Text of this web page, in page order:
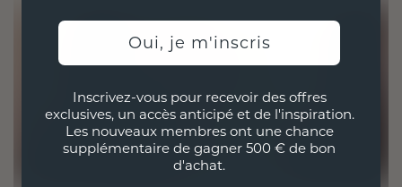
Oui, je m'inscris
Inscrivez-vous pour recevoir des offres
exclusives, un accès anticipé et de l'inspiration.
Les nouveaux membres ont une chance
supplémentaire de gagner 500 € de bon
d'achat.